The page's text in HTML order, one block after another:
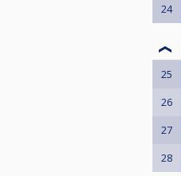
24
25
26
27
28